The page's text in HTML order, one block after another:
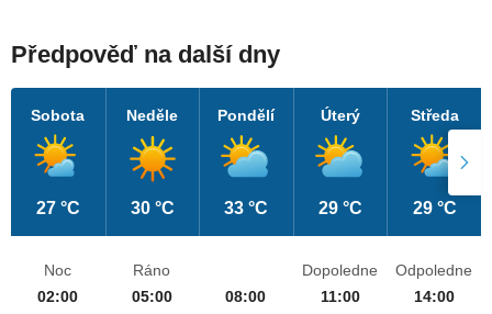
Předpověď na další dny
Sobota
27 °C
Neděle
30 °C
Pondělí
33 °C
Úterý
29 °C
Středa
29 °C
Noc
02:00
Ráno
05:00
08:00
Dopoledne
11:00
Odpoledne
14:00